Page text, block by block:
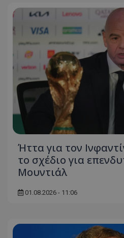
Ήττα για τον
το σχέδιο για
Μουντιάλ
01.08.2026 - 11:06